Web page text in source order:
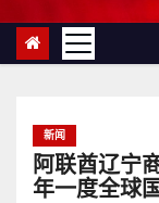
新闻
阿联酋辽宁
年一度全球